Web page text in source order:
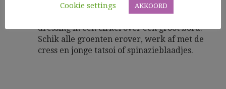
sommige in vier (oogt mooier). Snij de
radijsjes in plakjes en/of in vier. Verdeel de
dressing in een cirkel over een groot bord.
Schik alle groenten erover, werk af met de
cress en jonge tatsoi of spinazieblaadjes.
Cookie settings
AKKOORD